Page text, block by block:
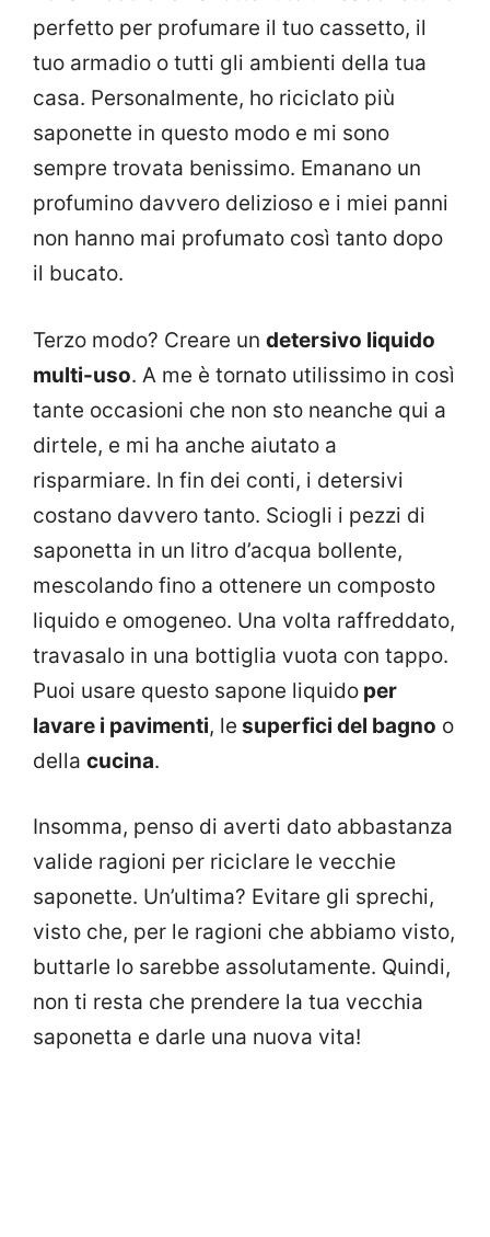
perfetto per profumare il tuo cassetto, il
tuo armadio o tutti gli ambienti della tua
casa. Personalmente, ho riciclato più
saponette in questo modo e mi sono
sempre trovata benissimo. Emanano un
profumino davvero delizioso e i miei panni
non hanno mai profumato così tanto dopo
il bucato.
Terzo modo? Creare un detersivo liquido
multi-uso. A me è tornato utilissimo in così
tante occasioni che non sto neanche qui a
dirtele, e mi ha anche aiutato a
risparmiare. In fin dei conti, i detersivi
costano davvero tanto. Sciogli i pezzi di
saponetta in un litro d’acqua bollente,
mescolando fino a ottenere un composto
liquido e omogeneo. Una volta raffreddato,
travasalo in una bottiglia vuota con tappo.
Puoi usare questo sapone liquido per
lavare i pavimenti, le superfici del bagno o
della cucina.
Insomma, penso di averti dato abbastanza
valide ragioni per riciclare le vecchie
saponette. Un’ultima? Evitare gli sprechi,
visto che, per le ragioni che abbiamo visto,
buttarle lo sarebbe assolutamente. Quindi,
non ti resta che prendere la tua vecchia
saponetta e darle una nuova vita!